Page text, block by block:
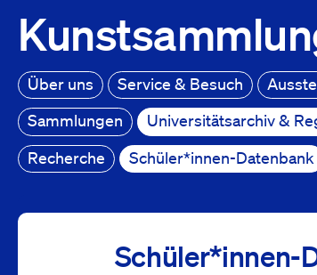
Über uns Service & Besuch
Sammlungen
Universitätsarchiv &
Recherche
Schüler*innen-Datenbank
Schüler*innen-Datenbank
Schüler*innen-